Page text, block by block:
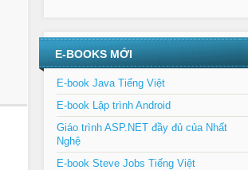
E-BOOKS MỚI
E-book Java Tiếng Việt
E-book Lập trình Android
Giáo trình ASP.NET đầy đủ của Nhất
Nghệ
E-book Steve Jobs Tiếng Việt